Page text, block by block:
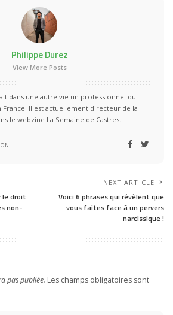
Philippe Durez
View More Posts
dans une autre vie un professionnel du
France. Il est actuellement directeur de la
le webzine La Semaine de Castres.
le droit
non-
NEXT ARTICLE
Voici 6 phrases qui révèlent que
vous faites face à un pervers
narcissique !
pas publiée. Les champs obligatoires sont